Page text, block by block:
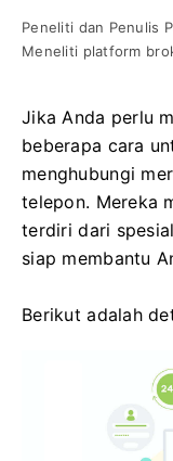
Peneliti dan Penulis
Meneliti platform
Jika Anda perlu
beberapa cara
menghubungi
telepon. Mereka
terdiri dari
siap membantu
Berikut adalah